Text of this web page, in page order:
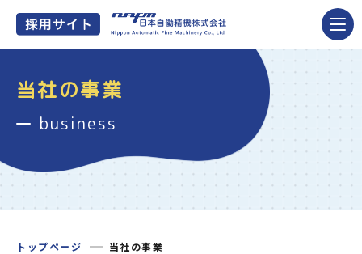
当社の事業
business
トップページ 当社の事業